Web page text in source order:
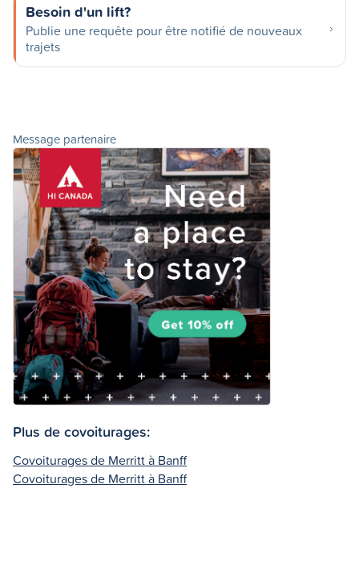
Besoin d'un lift?
Publie une requête pour être notifié de nouveaux
trajets
Message partenaire
Plus de covoiturages:
Covoiturages de Merritt à Banff
Covoiturages de Merritt à Banff